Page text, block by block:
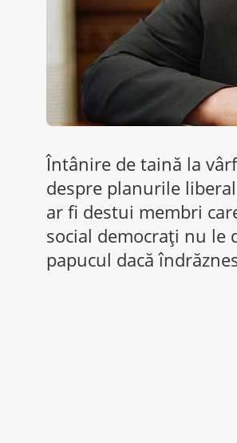
Întânire de taină la
despre planurile
ar fi destui membri
social democrați nu le
papucul dacă